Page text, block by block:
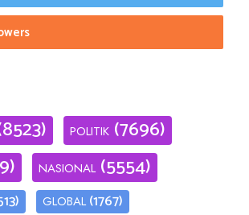
POLITIK (7696)
NASIONAL (5554)
GLOBAL (1767)